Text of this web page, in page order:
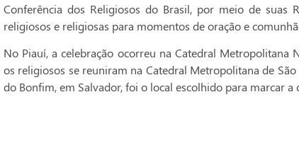
Conferência dos Religiosos do Brasil, por meio de suas
religiosos e religiosas para momentos de oração e
No Piauí, a celebração ocorreu na Catedral Metropolitana
os religiosos se reuniram na Catedral Metropolitana de
do Bonfim, em Salvador, foi o local escolhido para marcar a